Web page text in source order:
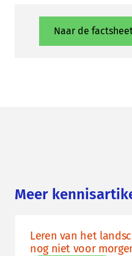
Naar de
Meer
Leren van het
nog niet voor